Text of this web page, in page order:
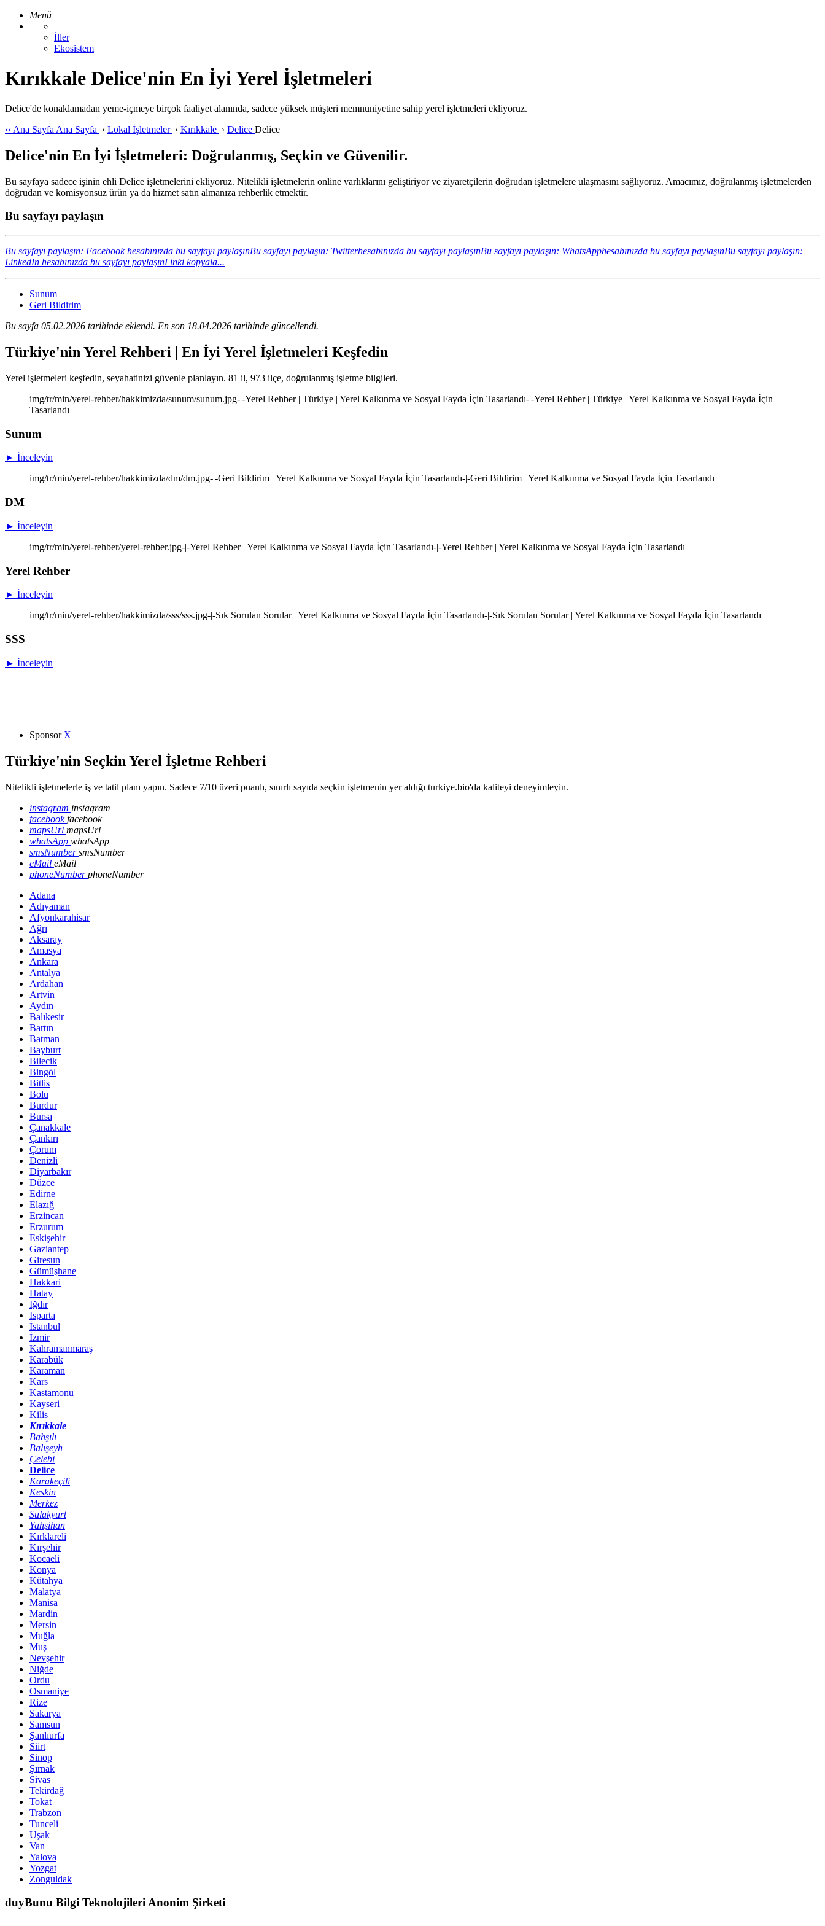
Menü
İller
Ekosistem
Kırıkkale Delice'nin En İyi Yerel İşletmeleri
Delice'de konaklamadan yeme-içmeye birçok faaliyet alanında, sadece yüksek müşteri memnuniyetine sahip yerel işletmeleri ekliyoruz.
‹‹ Ana Sayfa Ana Sayfa › Lokal İşletmeler › Kırıkkale › Delice Delice
Delice'nin En İyi İşletmeleri: Doğrulanmış, Seçkin ve Güvenilir.
Bu sayfaya sadece işinin ehli Delice işletmelerini ekliyoruz. Nitelikli işletmelerin online varlıklarını geliştiriyor ve ziyaretçilerin doğrudan işletmelere ulaşmasını sağlıyoruz. Amacımız, doğrulanmış işletmelerden
doğrudan ve komisyonsuz ürün ya da hizmet satın almanıza rehberlik etmektir.
Bu sayfayı paylaşın
Bu sayfayı paylaşın: Facebook hesabınızda bu sayfayı paylaşınBu sayfayı paylaşın: Twitterhesabınızda bu sayfayı paylaşınBu sayfayı paylaşın: WhatsApphesabınızda bu sayfayı paylaşınBu sayfayı paylaşın:
LinkedIn hesabınızda bu sayfayı paylaşınLinki kopyala...
Sunum
Geri Bildirim
Bu sayfa 05.02.2026 tarihinde eklendi. En son 18.04.2026 tarihinde güncellendi.
Türkiye'nin Yerel Rehberi | En İyi Yerel İşletmeleri Keşfedin
Yerel işletmeleri keşfedin, seyahatinizi güvenle planlayın. 81 il, 973 ilçe, doğrulanmış işletme bilgileri.
img/tr/min/yerel-rehber/hakkimizda/sunum/sunum.jpg-|-Yerel Rehber | Türkiye | Yerel Kalkınma ve Sosyal Fayda İçin Tasarlandı-|-Yerel Rehber | Türkiye | Yerel Kalkınma ve Sosyal Fayda İçin
Tasarlandı
Sunum
► İnceleyin
img/tr/min/yerel-rehber/hakkimizda/dm/dm.jpg-|-Geri Bildirim | Yerel Kalkınma ve Sosyal Fayda İçin Tasarlandı-|-Geri Bildirim | Yerel Kalkınma ve Sosyal Fayda İçin Tasarlandı
DM
► İnceleyin
img/tr/min/yerel-rehber/yerel-rehber.jpg-|-Yerel Rehber | Yerel Kalkınma ve Sosyal Fayda İçin Tasarlandı-|-Yerel Rehber | Yerel Kalkınma ve Sosyal Fayda İçin Tasarlandı
Yerel Rehber
► İnceleyin
img/tr/min/yerel-rehber/hakkimizda/sss/sss.jpg-|-Sık Sorulan Sorular | Yerel Kalkınma ve Sosyal Fayda İçin Tasarlandı-|-Sık Sorulan Sorular | Yerel Kalkınma ve Sosyal Fayda İçin Tasarlandı
SSS
► İnceleyin
Sponsor X
Türkiye'nin Seçkin Yerel İşletme Rehberi
Nitelikli işletmelerle iş ve tatil planı yapın. Sadece 7/10 üzeri puanlı, sınırlı sayıda seçkin işletmenin yer aldığı turkiye.bio'da kaliteyi deneyimleyin.
instagram instagram
facebookfacebook
mapsUrl mapsUrl
whatsApp whatsApp
smsNumbersmsNumber
eMail eMail
phoneNumberphoneNumber
Adana
Adıyaman
Afyonkarahisar
Ağrı
Aksaray
Amasya
Ankara
Antalya
Ardahan
Artvin
Aydın
Balıkesir
Bartın
Batman
Bayburt
Bilecik
Bingöl
Bitlis
Bolu
Burdur
Bursa
Çanakkale
Çankırı
Çorum
Denizli
Diyarbakır
Düzce
Edirne
Elazığ
Erzincan
Erzurum
Eskişehir
Gaziantep
Giresun
Gümüşhane
Hakkari
Hatay
Iğdır
Isparta
İstanbul
İzmir
Kahramanmaraş
Karabük
Karaman
Kars
Kastamonu
Kayseri
Kilis
Kırıkkale
Bahşılı
Balışeyh
Çelebi
Delice
Karakeçili
Keskin
Merkez
Sulakyurt
Yahşihan
Kırklareli
Kırşehir
Kocaeli
Konya
Kütahya
Malatya
Manisa
Mardin
Mersin
Muğla
Muş
Nevşehir
Niğde
Ordu
Osmaniye
Rize
Sakarya
Samsun
Şanlıurfa
Siirt
Sinop
Şırnak
Sivas
Tekirdağ
Tokat
Trabzon
Tunceli
Uşak
Van
Yalova
Yozgat
Zonguldak
duyBunu Bilgi Teknolojileri Anonim Şirketi